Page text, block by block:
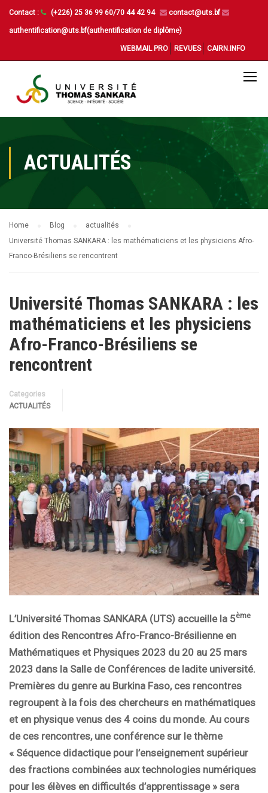
Contact : (+226) 25 36 99 60/70 44 42 94 contact@uts.bf
authentification@uts.bf(authentification de diplôme)
WEBMAIL PRO REVUES CAIRN.INFO
ACTUALITÉS
Home Blog
actualités
Université Thomas SANKARA : les mathématiciens et les physiciens Afro-
Franco-Brésiliens se rencontrent
Université Thomas SANKARA : les
mathématiciens et les physiciens
Afro-Franco-Brésiliens se
rencontrent
Categories
ACTUALITÉS
L’Université Thomas SANKARA (UTS) accueille la 5ème
édition des Rencontres Afro-Franco-Brésilienne en
Mathématiques et Physiques 2023 du 20 au 25 mars
2023 dans la Salle de Conférences de ladite université.
Premières du genre au Burkina Faso, ces rencontres
regroupent à la fois des chercheurs en mathématiques
et en physique venus des 4 coins du monde. Au cours
de ces rencontres, une conférence sur le thème
« Séquence didactique pour l’enseignement supérieur
des fractions combinées aux technologies numériques
pour les élèves en difficultés d’apprentissage » sera